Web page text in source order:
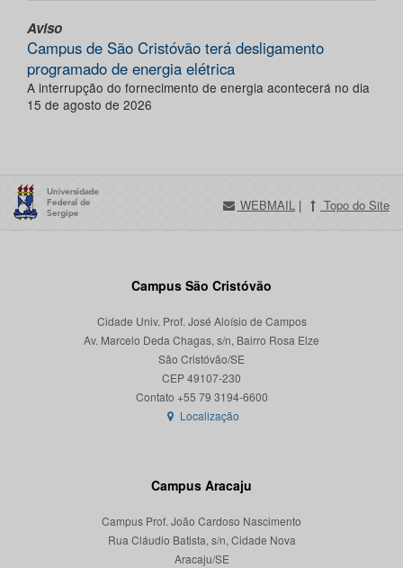
Aviso
Campus de São Cristóvão terá desligamento
programado de energia elétrica
A interrupção do fornecimento de energia acontecerá no dia
15 de agosto de 2026
WEBMAIL | Topo do Site
Campus São Cristóvão
Cidade Univ. Prof. José Aloísio de Campos
Av. Marcelo Deda Chagas, s/n, Bairro Rosa Elze
São Cristóvão/SE
CEP 49107-230
Localização
Campus Aracaju
Campus Prof. João Cardoso Nascimento
Rua Cláudio Batista, s/n, Cidade Nova
Aracaju/SE